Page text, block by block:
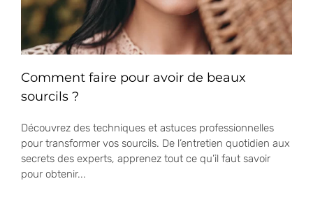
Comment faire pour avoir de beaux
sourcils ?
Découvrez des techniques et astuces professionnelles
pour transformer vos sourcils. De l’entretien quotidien aux
secrets des experts, apprenez tout ce qu’il faut savoir
pour obtenir...